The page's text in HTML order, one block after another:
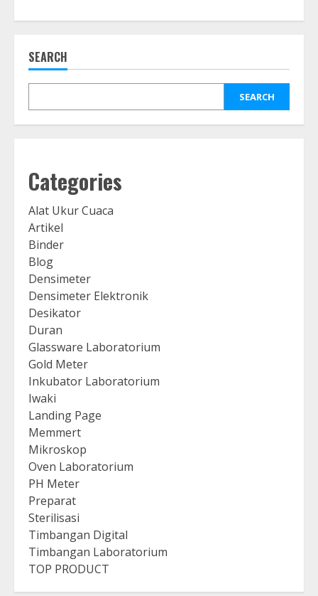
SEARCH
SEARCH
Categories
Alat Ukur Cuaca
Artikel
Binder
Blog
Densimeter
Densimeter Elektronik
Desikator
Duran
Glassware Laboratorium
Gold Meter
Inkubator Laboratorium
Iwaki
Landing Page
Memmert
Mikroskop
Oven Laboratorium
PH Meter
Preparat
Sterilisasi
Timbangan Digital
Timbangan Laboratorium
TOP PRODUCT